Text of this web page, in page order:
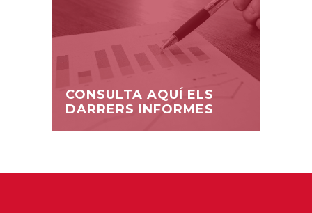
CONSULTA AQUÍ ELS
DARRERS INFORMES